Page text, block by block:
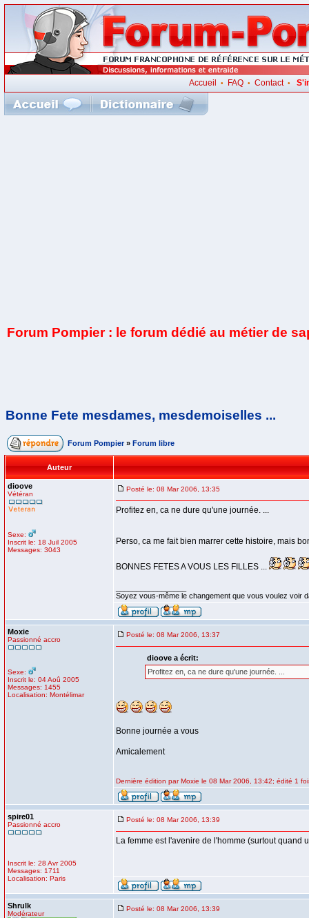
Accueil • FAQ• Contact•
Forum Pompier : le forum dédié au métier de
Bonne Fete mesdames, mesdemoiselles ...
Forum Pompier » Forum libre
Auteur
dioove
Vétéran
Sexe:
Inscrit le: 18 Juil 2005
Messages: 3043
Posté le: 08 Mar 2006, 13:35
Profitez en, ca ne dure qu'une journée. ...
Perso, ca me fait bien marrer cette histoire, mais
BONNES FETES A VOUS LES FILLES ...
Soyez vous-même le changement que vous voulez voir
Moxie
Passionné accro
Sexe:
Inscrit le: 04 Aoû 2005
Messages: 1455
Localisation: Montélimar
Posté le: 08 Mar 2006, 13:37
dioove a écrit:
Profitez en, ca ne dure qu'une journée. ...
Bonne journée a vous
Amicalement
Dernière édition par Moxie le 08 Mar 2006, 13:42; édité 1
spire01
Passionné accro
Inscrit le: 28 Avr 2005
Messages: 1711
Localisation: Paris
Posté le: 08 Mar 2006, 13:39
La femme est l'avenire de l'homme (surtout quand
Shrulk
Modérateur
Posté le: 08 Mar 2006, 13:39